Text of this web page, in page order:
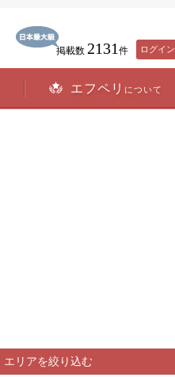
掲載数 2131 件 ログイン
エフペリ について
エリアを絞り込む